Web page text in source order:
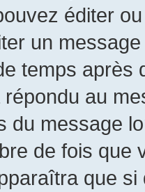
éditer
un
temps après
répondu au
du message
de fois que
que